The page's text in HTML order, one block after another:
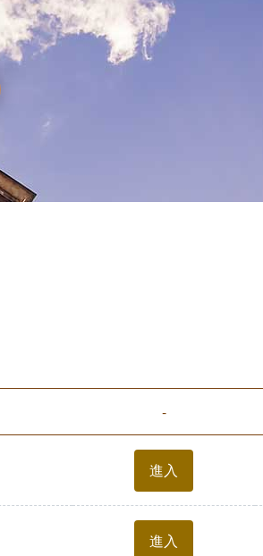
略過字型切換，社群分享工具列
-
進入
進入